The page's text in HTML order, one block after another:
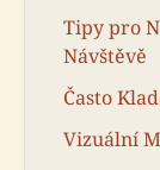
Tipy pro
Návštěvě
Často
Vizuální